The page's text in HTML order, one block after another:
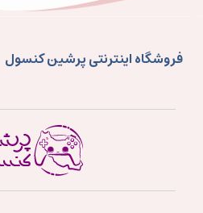
فروشگاه اینترنتی پرشین کنسول